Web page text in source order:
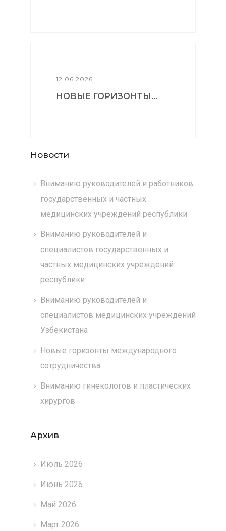
12.06.2026
НОВЫЕ ГОРИЗОНТЫ...
Новости
Вниманию руководителей и работников
государственных и частных
медицинских учреждений республики
Вниманию руководителей и
специалистов государственных и
частных медицинских учреждений
республики
Вниманию руководителей и
специалистов медицинских учреждений
Узбекистана
Новые горизонты международного
сотрудничества
Вниманию гинекологов и пластических
хирургов
Архив
Июль 2026
Июнь 2026
Май 2026
Март 2026